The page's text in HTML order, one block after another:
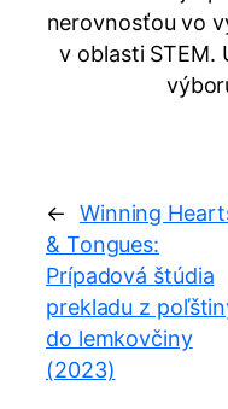
nerovnosťou vo
v oblasti STEM.
←
Winning
& Tongues:
Prípadová štúdia
prekladu z
do lemkovčiny
(2023)